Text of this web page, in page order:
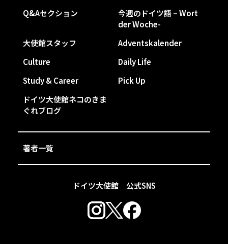
ドイツ大使館 公式SNS
Q&Aセクション
今週のドイツ語 – Wort
der Woche-
大使館スタッフ
Adventskalender
Culture
Daily Life
Study & Career
Pick Up
ドイツ大使館ネコのきま
ぐれブログ
著者一覧